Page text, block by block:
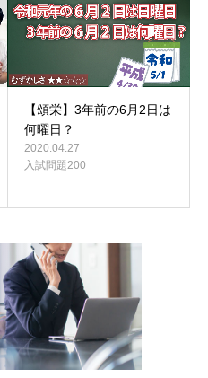
【頌栄】3年前の6月2日は
何曜日？
2020.04.27
入試問題200